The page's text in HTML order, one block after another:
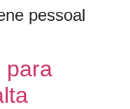
pessoal
para